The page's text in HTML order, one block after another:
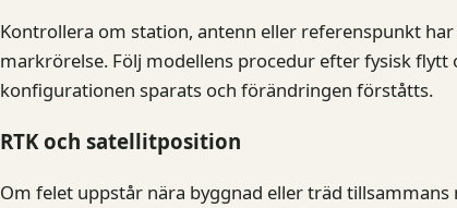
Kontrollera om station, antenn eller referenspunkt
markrörelse. Följ modellens procedur efter fysisk
konfigurationen sparats och förändringen förståtts.
RTK och satellitposition
Om felet uppstår nära byggnad eller träd